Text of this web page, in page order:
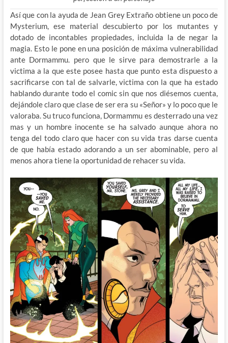
Así que con la ayuda de Jean Grey Extraño obtiene un poco de
Mysterium, ese material descubierto por los mutantes y
dotado de incontables propiedades, incluida la de negar la
magia. Esto le pone en una posición de máxima vulnerabilidad
ante Dormammu. pero que le sirve para demostrarle a la
victima a la que este posee hasta que punto esta dispuesto a
sacrificarse con tal de salvarle, victima con la que ha estado
hablando durante todo el comic sin que nos diésemos cuenta,
dejándole claro que clase de ser era su «Señor» y lo poco que le
valoraba. Su truco funciona, Dormammu es desterrado una vez
mas y un hombre inocente se ha salvado aunque ahora no
tenga del todo claro que hacer con su vida tras darse cuenta
de que había estado adorando a un ser abominable, pero al
menos ahora tiene la oportunidad de rehacer su vida.